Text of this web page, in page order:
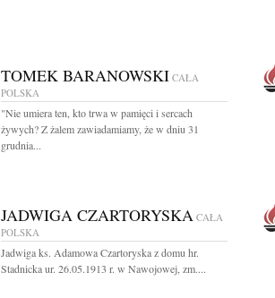
TOMEK BARANOWSKI CAŁA
POLSKA
"Nie umiera ten, kto trwa w pamięci i sercach
żywych? Z żalem zawiadamiamy, że w dniu 31
grudnia...
JADWIGA CZARTORYSKA CAŁA
POLSKA
Jadwiga ks. Adamowa Czartoryska z domu hr.
Stadnicka ur. 26.05.1913 r. w Nawojowej, zm....